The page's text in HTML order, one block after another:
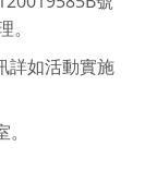
詳如活動實施